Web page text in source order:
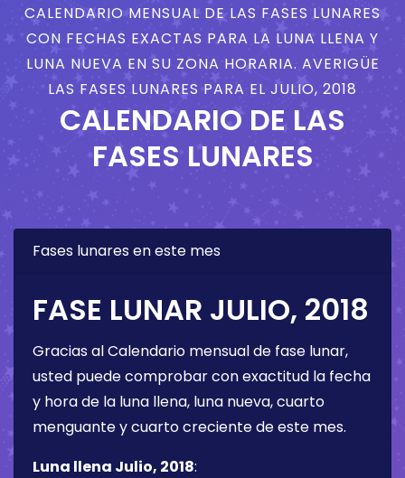
CALENDARIO MENSUAL DE LAS FASES LUNARES
CON FECHAS EXACTAS PARA LA LUNA LLENA Y
LUNA NUEVA EN SU ZONA HORARIA. AVERIGÜE
LAS FASES LUNARES PARA EL JULIO, 2018
CALENDARIO DE LAS
FASES LUNARES
Fases lunares en este mes
FASE LUNAR JULIO, 2018
Gracias al Calendario mensual de fase lunar,
usted puede comprobar con exactitud la fecha
y hora de la luna llena, luna nueva, cuarto
menguante y cuarto creciente de este mes.
Luna llena Julio, 2018: